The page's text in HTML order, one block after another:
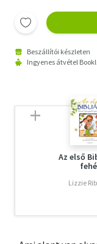
Beszállítói készleten
Ingyenes átvétel
Az első
Lizzie